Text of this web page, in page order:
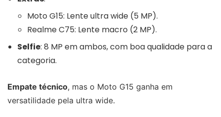
Moto G15: Lente ultra wide (5 MP).
Realme C75: Lente macro (2 MP).
Selfie: 8 MP em ambos, com boa qualidade para a
categoria.
Empate técnico, mas o Moto G15 ganha em
versatilidade pela ultra wide.